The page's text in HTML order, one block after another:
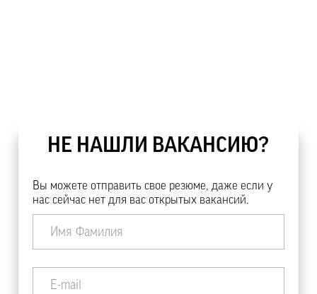
НЕ НАШЛИ ВАКАНСИЮ?
Вы можете отправить свое резюме, даже если у
нас сейчас нет для вас открытых вакансий.